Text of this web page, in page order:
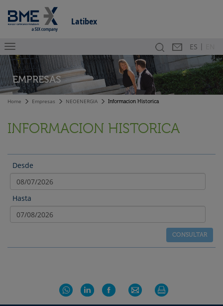
Latibex
Buscador
Contacto
ES |
EMPRESAS
Home Empresas NEOENERGIA Informacion Historica
INFORMACION HISTORICA
Desde
Hasta